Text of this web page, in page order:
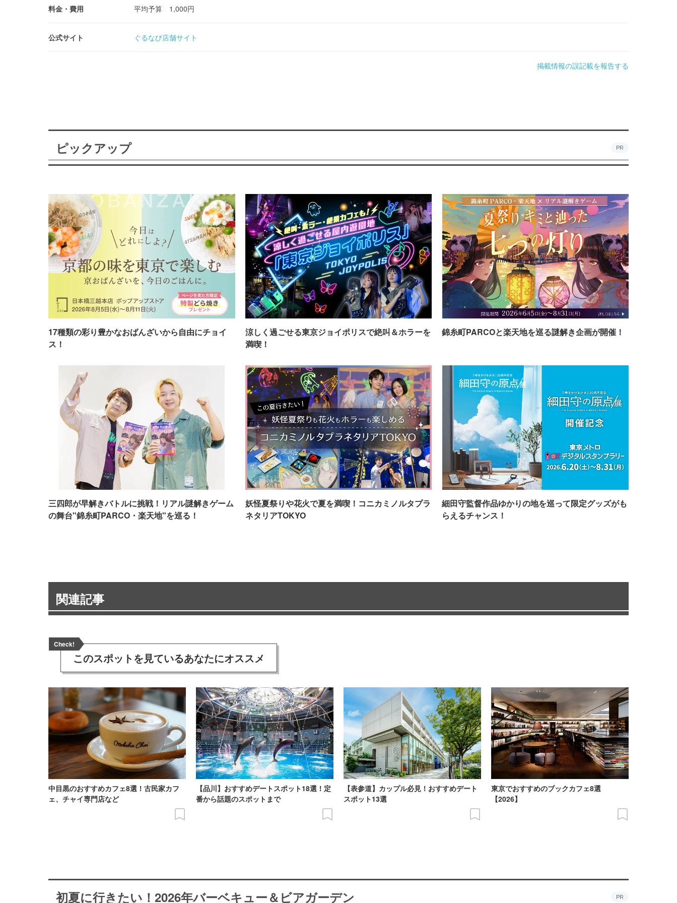
料金・費用 平均予算 1,000円
公式サイト ぐるなび店舗サイト
掲載情報の誤記載を報告する
ピックアップ PR
17種類の彩り豊かなおばんざいから自由にチョイ
ス！
涼しく過ごせる東京ジョイポリスで絶叫＆ホラーを
満喫！
錦糸町PARCOと楽天地を巡る謎解き企画が開催！
三四郎が早解きバトルに挑戦！リアル謎解きゲーム
の舞台"錦糸町PARCO・楽天地"を巡る！
妖怪夏祭りや花火で夏を満喫！コニカミノルタプラ
ネタリアTOKYO
細田守監督作品ゆかりの地を巡って限定グッズがも
らえるチャンス！
関連記事
Check!
このスポットを見ているあなたにオススメ
中目黒のおすすめカフェ8選！古民家カフ
ェ、チャイ専門店など
【品川】おすすめデートスポット18選！定
番から話題のスポットまで
【表参道】カップル必見！おすすめデート
スポット13選
東京でおすすめのブックカフェ8選
【2026】
初夏に行きたい！2026年バーベキュー＆ビアガーデン PR